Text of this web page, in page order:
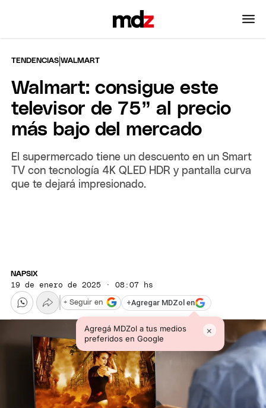
TENDENCIAS |WALMART
Walmart: consigue este
televisor de 75” al precio
más bajo del mercado
El supermercado tiene un descuento en un Smart
TV con tecnología 4K QLED HDR y pantalla curva
que te dejará impresionado.
NAPSIX
19 de enero de 2025 · 08:07 hs
+Agregar MDZol en
Agregá MDZol a tus medios
preferidos en Google
×
+ Seguir en